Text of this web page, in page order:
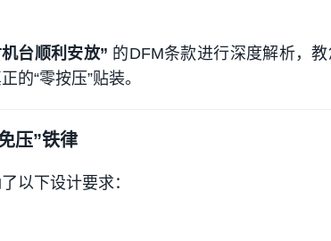
台顺利安放” 的DFM条款进行深度解析，教
的“零按压”贴装。
压”铁律
以下设计要求：